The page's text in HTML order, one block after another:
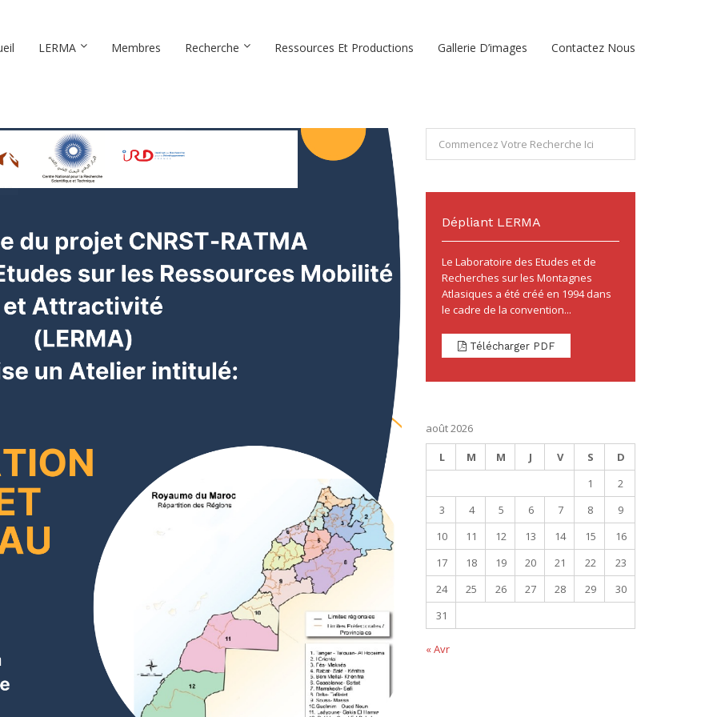
LERMA Membres Recherche Ressources Et Productions Gallerie D’images Contactez Nous
Dépliant LERMA
Le Laboratoire des Etudes et de
Recherches sur les Montagnes
Atlasiques a été créé en 1994 dans
le cadre de la convention...
Télécharger PDF
août 2026
L
M M J V S
D
1
2
3
4 5 6 7 8
9
10
11 12 13 14 15
16
17
18 19 20 21 22
23
24
25 26 27 28 29
30
31
« Avr